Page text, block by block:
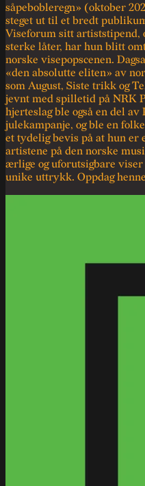
såpebobleregn» (oktober
steget ut til et bredt
Viseforum sitt artiststipend,
sterke låter, har hun blitt
norske visepopscenen.
«den absolutte eliten» av
som August, Siste trikk og
jevnt med spilletid på NRK
hjerteslag ble også en del
julekampanje, og ble en
et tydelig bevis på at hun er
artistene på den norske
ærlige og uforutsigbare
unike uttrykk. Oppdag